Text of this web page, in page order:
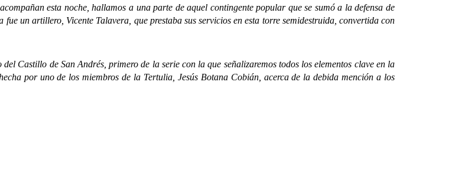
esta noche, hallamos a una parte de aquel contingente popular que se sumó a la defensa de
un artillero, Vicente Talavera, que prestaba sus servicios en esta torre semidestruida, convertida con
de San Andrés, primero de la serie con la que señalizaremos todos los elementos clave en la
por uno de los miembros de la Tertulia, Jesús Botana Cobián, acerca de la debida mención a los